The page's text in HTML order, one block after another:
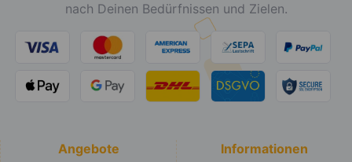
nach Deinen Bedürfnissen und Zielen.
Angebote
Informationen